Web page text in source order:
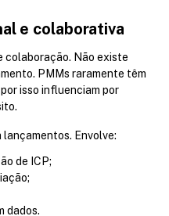
e colaborativa
colaboração. Não existe
PMMs raramente têm
isso influenciam por
lançamentos. Envolve:
de ICP;
dados.